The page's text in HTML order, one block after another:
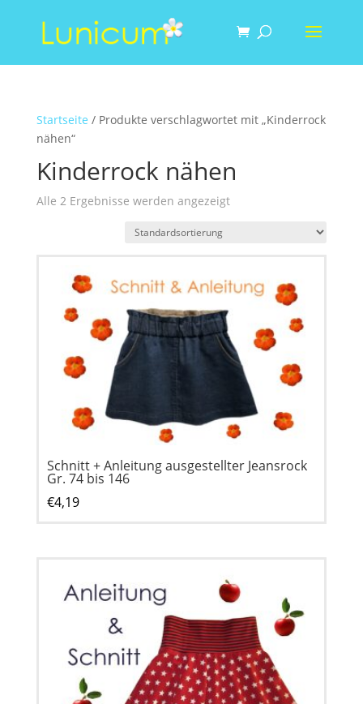
Startseite / Produkte verschlagwortet mit „Kinderrock
nähen“
Kinderrock nähen
Alle 2 Ergebnisse werden angezeigt
Schnitt + Anleitung ausgestellter Jeansrock
Gr. 74 bis 146
€4,19